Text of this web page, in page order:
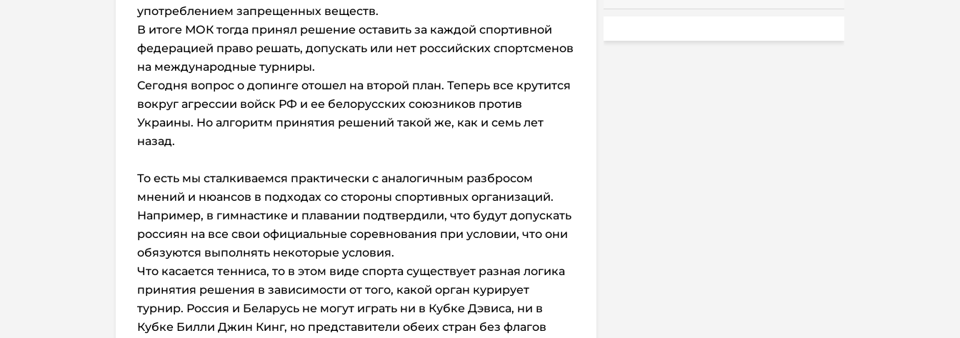
употреблением запрещенных веществ.
В итоге МОК тогда принял решение оставить за каждой спортивной
федерацией право решать, допускать или нет российских спортсменов
на международные турниры.
Сегодня вопрос о допинге отошел на второй план. Теперь все крутится
вокруг агрессии войск РФ и ее белорусских союзников против
Украины. Но алгоритм принятия решений такой же, как и семь лет
назад.
То есть мы сталкиваемся практически с аналогичным разбросом
мнений и нюансов в подходах со стороны спортивных организаций.
Например, в гимнастике и плавании подтвердили, что будут допускать
россиян на все свои официальные соревнования при условии, что они
обязуются выполнять некоторые условия.
Что касается тенниса, то в этом виде спорта существует разная логика
принятия решения в зависимости от того, какой орган курирует
турнир. Россия и Беларусь не могут играть ни в Кубке Дэвиса, ни в
Кубке Билли Джин Кинг, но представители обеих стран без флагов